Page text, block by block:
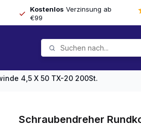
Kostenlos Verzinsung ab
€99
4,5 X 50 TX-20 200St.
Schraubendreher